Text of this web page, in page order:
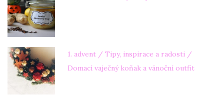
1. advent / Tipy, inspirace a radosti /
Domací vaječný koňak a vánoční outfit